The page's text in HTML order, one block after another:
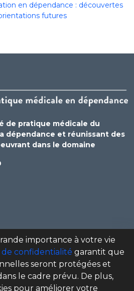
en dépendance : découvertes
futures
de pratique médicale du
dépendance et réunissant des
dans le domaine
santé mentale, dépendance
Santé Québec Centre-Sud-de-
importance à votre vie
confidentialité garantit que
seront protégées et
le cadre prévu. De plus,
pour améliorer votre